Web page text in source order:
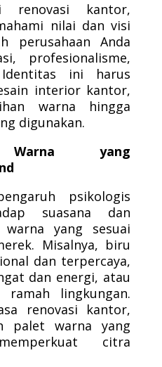
renovasi kantor,
nilai dan visi
perusahaan Anda
profesionalisme,
ini harus
interior kantor,
warna hingga
digunakan.
Warna yang
psikologis
suasana dan
warna yang sesuai
Misalnya, biru
dan terpercaya,
dan energi, atau
lingkungan.
renovasi kantor,
palet warna yang
citra